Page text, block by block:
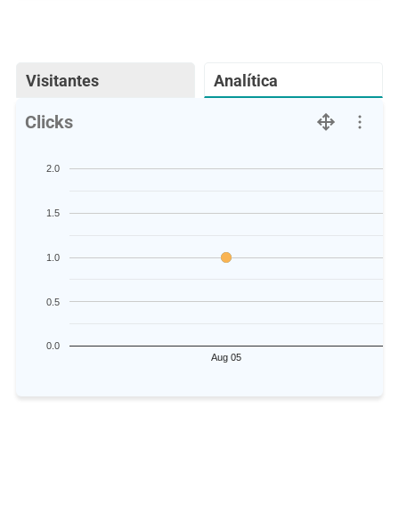
Visitantes Analítica
Clicks
Aug 05
0.0
0.5
1.0
1.5
2.0